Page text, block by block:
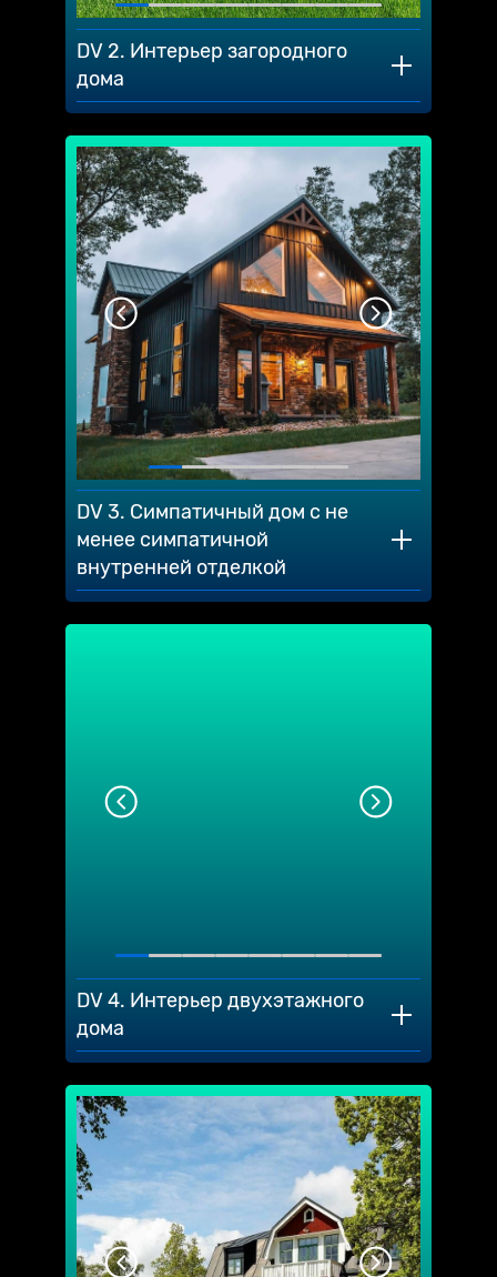
DV 2. Интерьер загородного
дома
DV 3. Симпатичный дом с не
менее симпатичной
внутренней отделкой
DV 4. Интерьер двухэтажного
дома